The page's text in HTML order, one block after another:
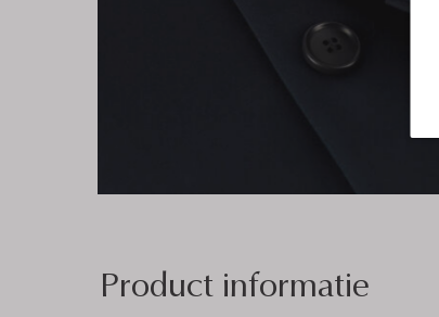
Product informatie